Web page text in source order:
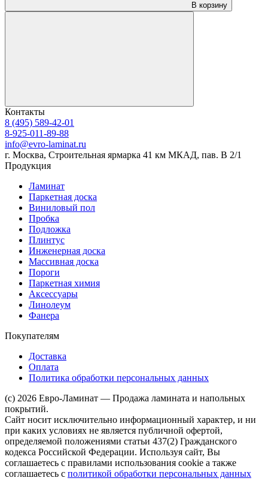
В корзину
Контакты
8 (495) 589-42-01
8-925-011-89-88
info@evro-laminat.ru
г. Москва, Строительная ярмарка 41 км МКАД, пав. В 2/1
Продукция
Ламинат
Паркетная доска
Виниловый пол
Пробка
Подложка
Плинтус
Инженерная доска
Массивная доска
Пороги
Паркетная химия
Аксессуары
Линолеум
Фанера
Покупателям
Доставка
Оплата
Политика обработки персональных данных
(c) 2026 Евро-Ламинат — Продажа ламината и напольных
покрытий.
Сайт носит исключительно информационный характер, и ни
при каких условиях не является публичной офертой,
определяемой положениями статьи 437(2) Гражданского
кодекса Российской Федерации. Используя сайт, Вы
соглашаетесь с правилами использования cookie а также
соглашаетесь с политикой обработки персональных данных